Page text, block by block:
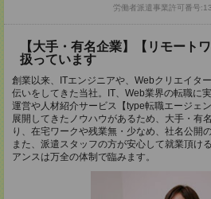
労働者派遣事業許可番号
【大手・有名企業】【リモート
扱っています
創業以来、ITエンジニアや、Webクリエイタ
伝いをしてきた当社。IT、Web業界の転職に
運営や人材紹介サービス【type転職エージェ
展開してきたノウハウがあるため、大手・有
り、在宅ワークや残業無・少なめ、社名公開
また、派遣スタッフの方が安心して就業頂け
アンスは万全の体制で臨みます。